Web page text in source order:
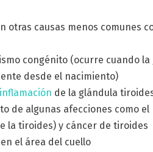
otras causas menos comunes
congénito (ocurre cuando
desde el nacimiento)
inflamación de la glándula
de algunas afecciones como el
la tiroides) y cáncer de tiroides
el área del cuello